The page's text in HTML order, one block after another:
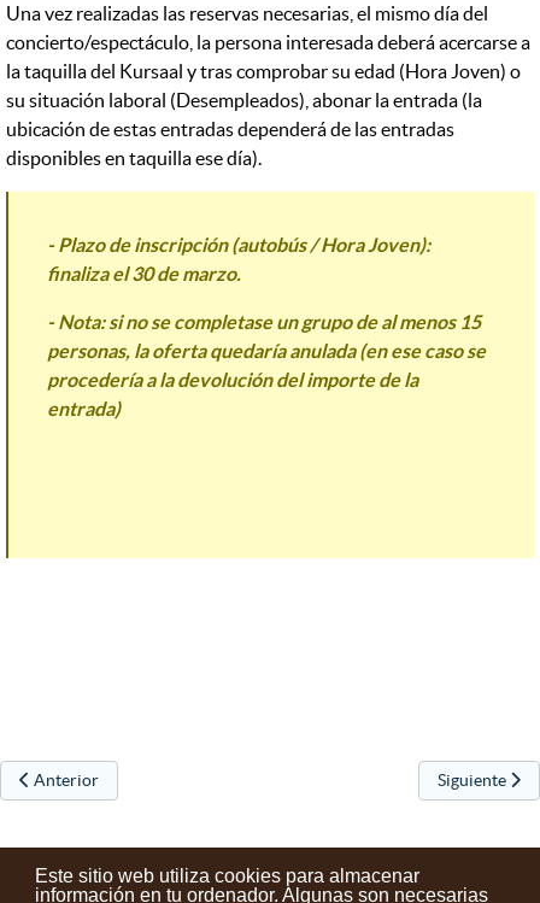
Este sitio web utiliza cookies para almacenar
información en tu ordenador. Algunas son necesarias
Una vez realizadas las reservas necesarias, el mismo día del
concierto/espectáculo, la persona interesada deberá acercarse a
la taquilla del Kursaal y tras comprobar su edad (Hora Joven) o
su situación laboral (Desempleados), abonar la entrada (la
ubicación de estas entradas dependerá de las entradas
disponibles en taquilla ese día).
- Plazo de inscripción (autobús / Hora Joven):
finaliza el 30 de marzo.
- Nota: si no se completase un grupo de al menos 15
personas, la oferta quedaría anulada (en ese caso se
procedería a la devolución del importe de la
entrada)
Artículo anterior: Presentación del libro "Babesleak - Protectoras"
Anterior Artículo
Siguiente